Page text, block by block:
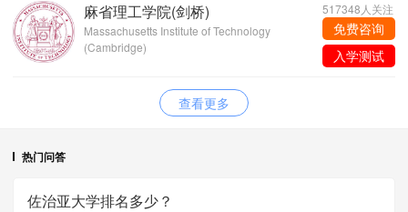
麻省理工学院(剑桥)
Massachusetts Institute of Technology
(Cambridge)
517348人关注
免费咨询
入学测试
查看更多
热门问答
佐治亚大学排名多少？